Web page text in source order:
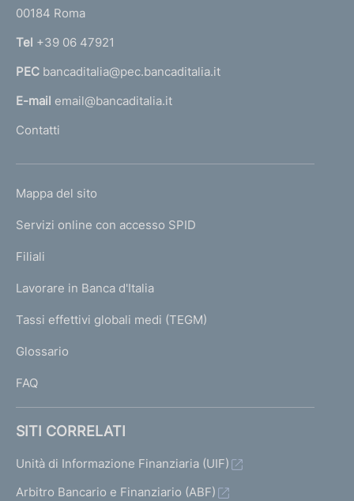
r
n
a
l
'
m
e
a
g
00184 Roma
Tel +39 06 47921
PEC bancaditalia@pec.bancaditalia.it
E-mail email@bancaditalia.it
Contatti
L
N
K
T
I
I
Mappa del sito
Servizi online con accesso SPID
Filiali
Lavorare in Banca d'Italia
Tassi effettivi globali medi (TEGM)
Glossario
FAQ
SITI CORRELATI
Unità di Informazione Finanziaria (UIF)
Arbitro Bancario e Finanziario (ABF)